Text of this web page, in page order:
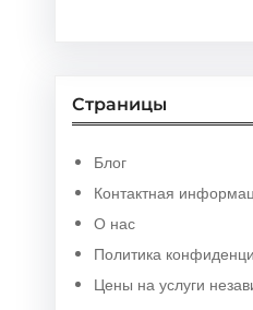
Страницы
Блог
Контактная
О нас
Политика
Цены на услуги